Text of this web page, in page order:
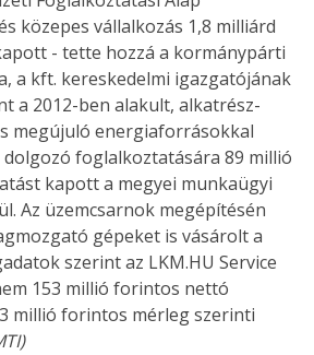
közepes vállalkozás 1,8 milliárd
- tette hozzá a kormánypárti
a kft. kereskedelmi igazgatójának
a 2012-ben alakult, alkatrész-
megújuló energiaforrásokkal
foglalkoztatására 89 millió
kapott a megyei munkaügyi
Az üzemcsarnok megépítésén
gépeket is vásárolt a
szerint az LKM.HU Service
153 millió forintos nettó
millió forintos mérleg szerinti